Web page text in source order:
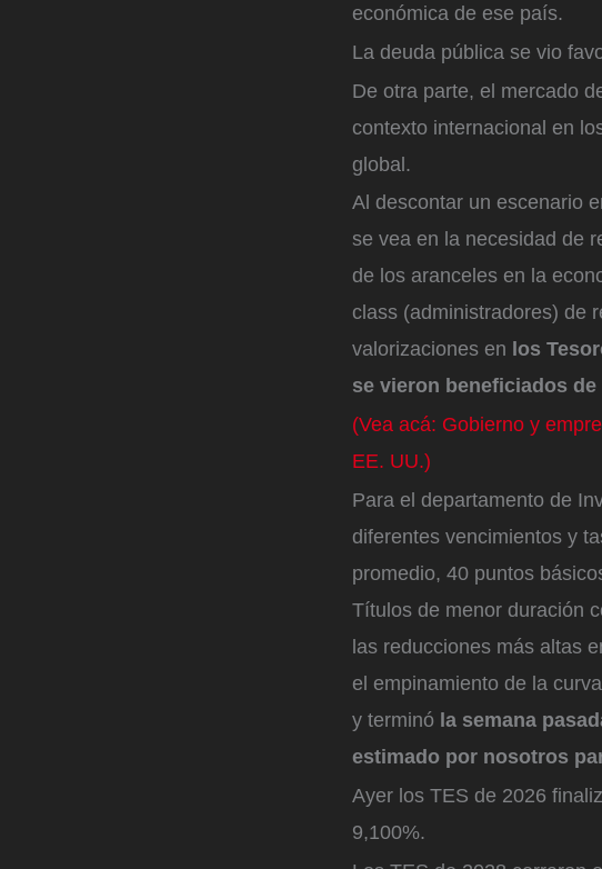
económica de ese país.
La deuda pública se vio
De otra parte, el mercado
contexto internacional en
global.
Al descontar un escenario
se vea en la necesidad de
de los aranceles en la
class (administradores) de
valorizaciones en los
se vieron beneficiados
(Vea acá: Gobierno y
EE. UU.)
Para el departamento de
diferentes vencimientos y
promedio, 40 puntos
Títulos de menor duración
las reducciones más altas
el empinamiento de la
y terminó la semana
estimado por nosotros
Ayer los TES de 2026
9,100%.